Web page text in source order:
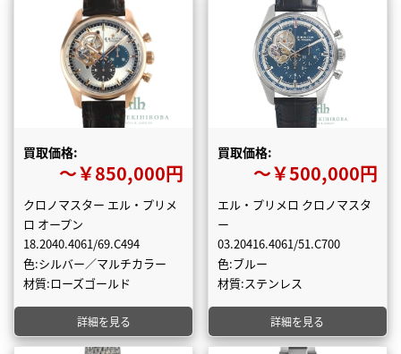
買取価格:
〜￥850,000円
クロノマスター エル・プリメ
ロ オープン
18.2040.4061/69.C494
色:シルバー／マルチカラー
材質:ローズゴールド
詳細を見る
買取価格:
〜￥500,000円
エル・プリメロ クロノマスタ
ー
03.20416.4061/51.C700
色:ブルー
材質:ステンレス
詳細を見る